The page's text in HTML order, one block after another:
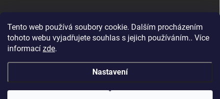
Tento web používá soubory cookie. Dalším procházením
tohoto webu vyjadřujete souhlas s jejich používáním.. Více
informací zde.
Nastavení
BLOG
Crocs, proč se svět zamiloval do těchto bot a proč je MUSÍTE mít
také?